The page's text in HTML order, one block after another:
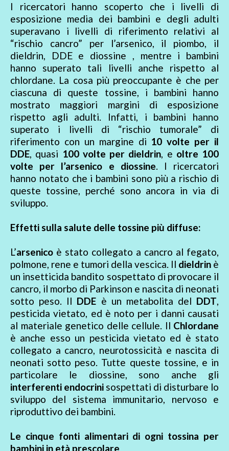
I ricercatori hanno scoperto che i livelli di
esposizione media dei bambini e degli adulti
superavano i livelli di riferimento relativi al
“rischio cancro” per l’arsenico, il piombo, il
dieldrin, DDE e diossine , mentre i bambini
hanno superato tali livelli anche rispetto al
chlordane. La cosa più preoccupante è che per
ciascuna di queste tossine, i bambini hanno
mostrato maggiori margini di esposizione
rispetto agli adulti. Infatti, i bambini hanno
superato i livelli di “rischio tumorale” di
riferimento con un margine di 10 volte per il
DDE, quasi 100 volte per dieldrin, e oltre 100
volte per l’arsenico e diossine. I ricercatori
hanno notato che i bambini sono più a rischio di
queste tossine, perché sono ancora in via di
sviluppo.
Effetti sulla salute delle tossine più diffuse:
L’arsenico è stato collegato a cancro al fegato,
polmone, rene e tumori della vescica. Il dieldrin è
un insetticida bandito sospettato di provocare il
cancro, il morbo di Parkinson e nascita di neonati
sotto peso. Il DDE è un metabolita del DDT,
pesticida vietato, ed è noto per i danni causati
al materiale genetico delle cellule. Il Chlordane
è anche esso un pesticida vietato ed è stato
collegato a cancro, neurotossicità e nascita di
neonati sotto peso. Tutte queste tossine, e in
particolare le diossine, sono anche gli
interferenti endocrini sospettati di disturbare lo
sviluppo del sistema immunitario, nervoso e
riproduttivo dei bambini.
Le cinque fonti alimentari di ogni tossina per
bambini in età prescolare